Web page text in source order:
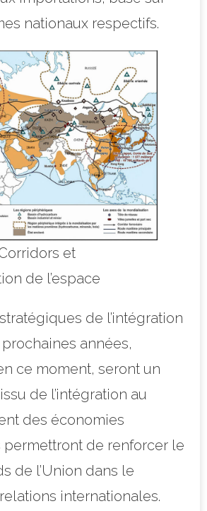
nationaux respectifs.
et
de l’espace
de l’intégration
années,
ce moment, seront un
de l’intégration au
des économies
permettront de renforcer le
de l’Union dans le
internationales.